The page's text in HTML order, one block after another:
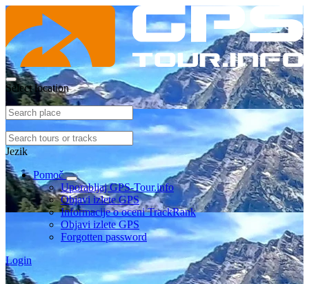
Select location
Jezik
Pomoč
Uporabljaj GPS-Tour.info
Objavi izlete GPS
Informacije o oceni TrackRank
Objavi izlete GPS
Forgotten password
Login